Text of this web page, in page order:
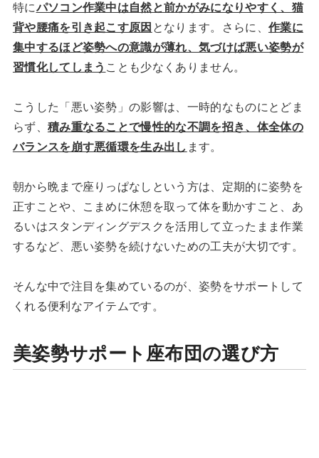
特にパソコン作業中は自然と前かがみになりやすく、猫
背や腰痛を引き起こす原因 となります。さらに、 作業に
集中するほど姿勢への意識が薄れ、気づけば悪い姿勢が
習慣化してしまう ことも少なくありません。
こうした「悪い姿勢」の影響は、一時的なものにとどま
らず、 積み重なることで慢性的な不調を招き、体全体の
バランスを崩す悪循環を生み出し ます。
朝から晩まで座りっぱなしという方は、定期的に姿勢を
正すことや、こまめに休憩を取って体を動かすこと、あ
るいはスタンディングデスクを活用して立ったまま作業
するなど、悪い姿勢を続けないための工夫が大切です。
そんな中で注目を集めているのが、姿勢をサポートして
くれる便利なアイテムです。
美姿勢サポート座布団の選び方